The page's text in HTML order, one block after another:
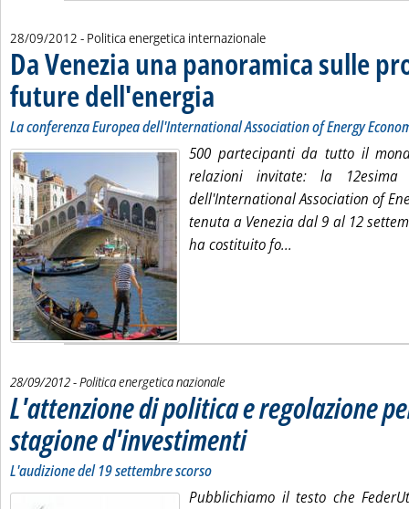
28/09/2012 - Politica energetica internazionale
Da Venezia una panoramica sulle
future dell'energia . Sottotitolo: La conferenza Europea
. Pubblicata venerdì 28 settembre 2012 alle
La conferenza Europea dell'International Association of Energy
500 partecipanti da tutto il
relazioni invitate: la 12esima
dell'International Association of
tenuta a Venezia dal 9 al 12
ha costituito fo...
28/09/2012- Politica energetica nazionale
L'attenzione di politica e regolazione
stagione d'investimenti. Sottotitolo: L'audizione del 19 settembre
. Pubblicata venerdì 28 settembre 2012
L'audizione del 19 settembre scorso
Pubblichiamo il testo che